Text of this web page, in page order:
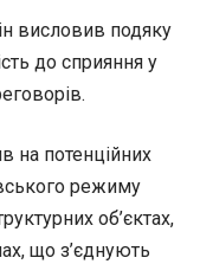
висловив подяку
до сприяння у
на потенційних
режиму
об’єктах,
що з’єднують